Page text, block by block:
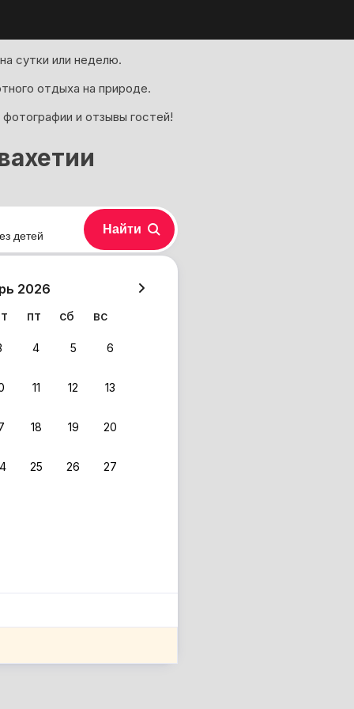
сутки или неделю.
отдыха на природе.
и отзывы гостей!
2026
пт сб вс
4 5 6
11 12 13
18 19 20
25 26 27
детей Найти